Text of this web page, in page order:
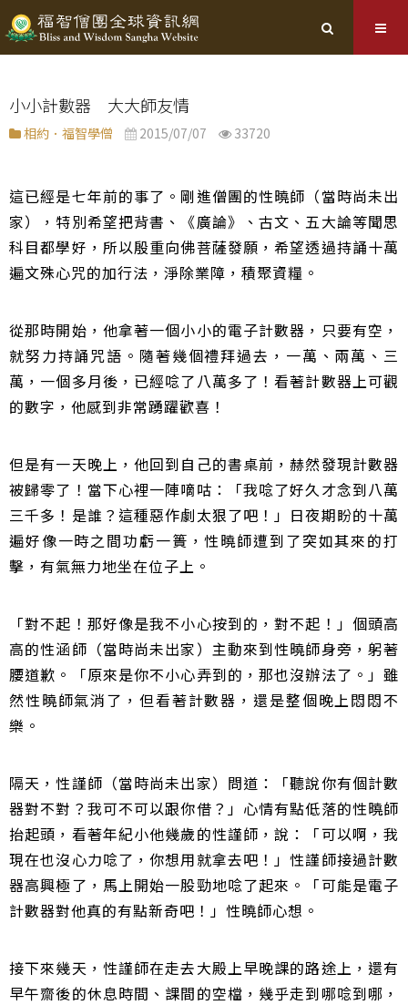
小小計數器 大大師友情
相約．福智學僧 2015/07/07 33720
這已經是七年前的事了。剛進僧團的性曉師（當時尚未出
家），特別希望把背書、《廣論》、古文、五大論等聞思
科目都學好，所以殷重向佛菩薩發願，希望透過持誦十萬
遍文殊心咒的加行法，淨除業障，積聚資糧。
從那時開始，他拿著一個小小的電子計數器，只要有空，
就努力持誦咒語。隨著幾個禮拜過去，一萬、兩萬、三
萬，一個多月後，已經唸了八萬多了！看著計數器上可觀
的數字，他感到非常踴躍歡喜！
但是有一天晚上，他回到自己的書桌前，赫然發現計數器
被歸零了！當下心裡一陣嘀咕：「我唸了好久才念到八萬
三千多！是誰？這種惡作劇太狠了吧！」日夜期盼的十萬
遍好像一時之間功虧一簣，性曉師遭到了突如其來的打
擊，有氣無力地坐在位子上。
「對不起！那好像是我不小心按到的，對不起！」個頭高
高的性涵師（當時尚未出家）主動來到性曉師身旁，躬著
腰道歉。「原來是你不小心弄到的，那也沒辦法了。」雖
然性曉師氣消了，但看著計數器，還是整個晚上悶悶不
樂。
隔天，性謹師（當時尚未出家）問道：「聽說你有個計數
器對不對？我可不可以跟你借？」心情有點低落的性曉師
抬起頭，看著年紀小他幾歲的性謹師，說：「可以啊，我
現在也沒心力唸了，你想用就拿去吧！」性謹師接過計數
器高興極了，馬上開始一股勁地唸了起來。「可能是電子
計數器對他真的有點新奇吧！」性曉師心想。
接下來幾天，性謹師在走去大殿上早晚課的路途上，還有
早午齋後的休息時間、課間的空檔，幾乎走到哪唸到哪，